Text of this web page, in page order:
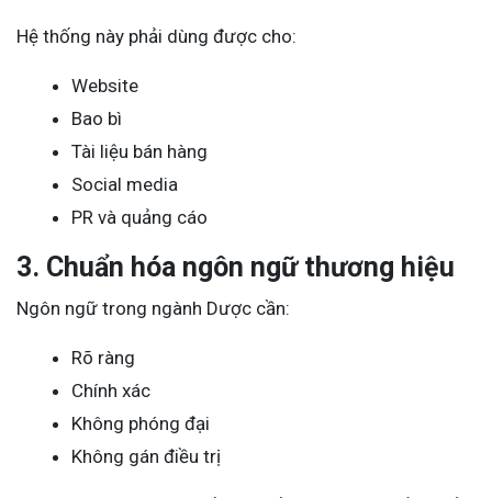
Hệ thống này phải dùng được cho:
Website
Bao bì
Tài liệu bán hàng
Social media
PR và quảng cáo
3. Chuẩn hóa ngôn ngữ thương hiệu
Ngôn ngữ trong ngành Dược cần:
Rõ ràng
Chính xác
Không phóng đại
Không gán điều trị